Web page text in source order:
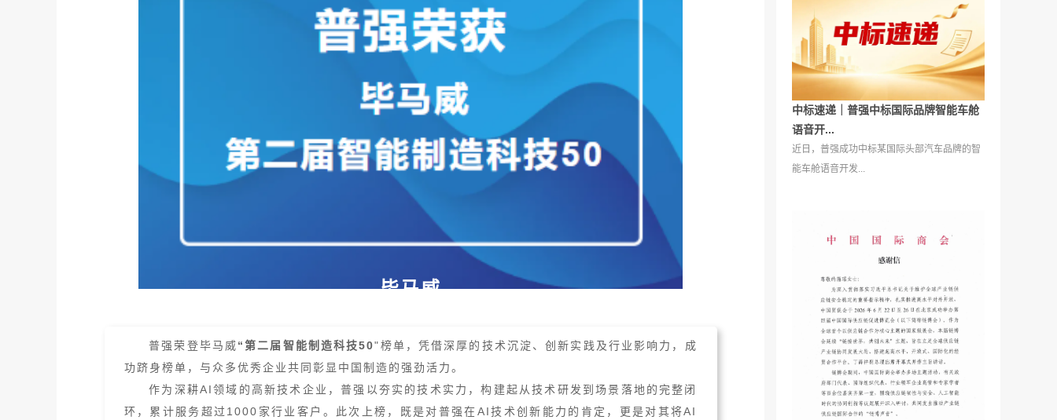
毕马威
普强荣登毕马威“第二届智能制造科技50"榜单，凭借深厚的技术沉淀、创新实践及行业影响力，成
功跻身榜单，与众多优秀企业共同彰显中国制造的强劲活力。
作为深耕AI领域的高新技术企业，普强以夯实的技术实力，构建起从技术研发到场景落地的完整闭
环，累计服务超过1000家行业客户。此次上榜，既是对普强在AI技术创新能力的肯定，更是对其将AI
中标速递｜普强中标国际品牌智能车舱
语音开...
近日，普强成功中标某国际头部汽车品牌的智
能车舱语音开发...